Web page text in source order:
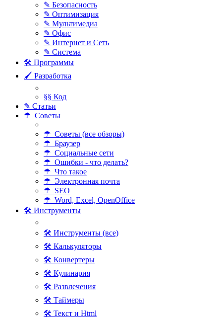
✎ Безопасность
✎ Оптимизация
✎ Мультимедиа
✎ Офис
✎ Интернет и Сеть
✎ Система
🛠 Программы
🖌 Разработка
§§ Код
✎ Статьи
☂ Советы
☂ Советы (все обзоры)
☂ Браузер
☂ Социальные сети
☂ Ошибки - что делать?
☂ Что такое
☂ Электронная почта
☂ SEO
☂ Word, Excel, OpenOffice
🛠 Инструменты
🛠 Инструменты (все)
🛠 Калькуляторы
🛠 Конвертеры
🛠 Кулинария
🛠 Развлечения
🛠 Таймеры
🛠 Текст и Html